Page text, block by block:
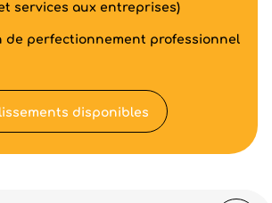
services aux entreprises)
de perfectionnement professionnel
disponibles